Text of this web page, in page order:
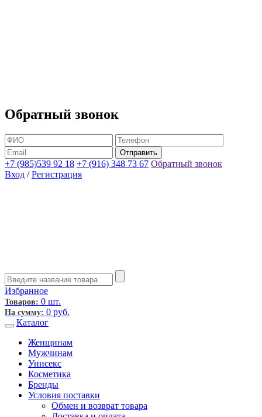
Обратный звонок
+7 (985)539 92 18 +7 (916) 348 73 67 Обратный звонок
Вход / Регистрация
Избранное
Товаров: 0 шт.
На сумму: 0 руб.
Каталог
Женщинам
Мужчинам
Унисекс
Косметика
Бренды
Условия поставки
Обмен и возврат товара